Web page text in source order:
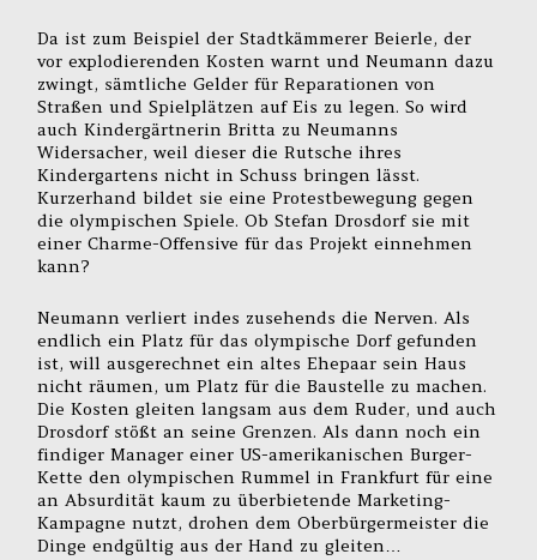
Da ist zum Beispiel der Stadtkämmerer Beierle, der
vor explodierenden Kosten warnt und Neumann dazu
zwingt, sämtliche Gelder für Reparationen von
Straßen und Spielplätzen auf Eis zu legen. So wird
auch Kindergärtnerin Britta zu Neumanns
Widersacher, weil dieser die Rutsche ihres
Kindergartens nicht in Schuss bringen lässt.
Kurzerhand bildet sie eine Protestbewegung gegen
die olympischen Spiele. Ob Stefan Drosdorf sie mit
einer Charme-Offensive für das Projekt einnehmen
kann?
Neumann verliert indes zusehends die Nerven. Als
endlich ein Platz für das olympische Dorf gefunden
ist, will ausgerechnet ein altes Ehepaar sein Haus
nicht räumen, um Platz für die Baustelle zu machen.
Die Kosten gleiten langsam aus dem Ruder, und auch
Drosdorf stößt an seine Grenzen. Als dann noch ein
findiger Manager einer US-amerikanischen Burger-
Kette den olympischen Rummel in Frankfurt für eine
an Absurdität kaum zu überbietende Marketing-
Kampagne nutzt, drohen dem Oberbürgermeister die
Dinge endgültig aus der Hand zu gleiten…